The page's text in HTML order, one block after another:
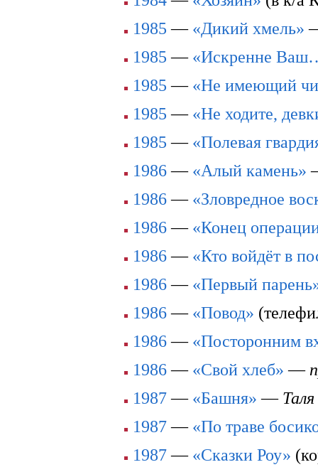
1985 — «Дикий хмель»
1985 — «Искренне
1985 — «Не имеющий
1985 — «Не ходите,
1985 — «Полевая
1986— «Алый камень»
1986— «Зловредное
1986— «Конец
1986— «Кто войдёт в
1986— «Первый
1986— «Повод»
1986— «Посторонним
1986— «Свой хлеб» —
1987— «Башня» — Таля
1987— «По траве
1987— «Сказки Роу»